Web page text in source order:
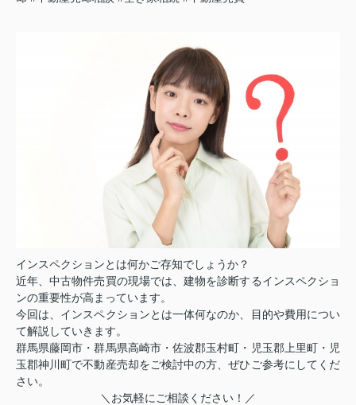
インスペクションとは何かご存知でしょうか？
近年、中古物件売買の現場では、建物を診断するインスペクショ
ンの重要性が高まっています。
今回は、インスペクションとは一体何なのか、目的や費用につい
て解説していきます。
群馬県藤岡市・群馬県高崎市・佐波郡玉村町・児玉郡上里町・児
玉郡神川町で不動産売却をご検討中の方、ぜひご参考にしてくだ
さい。
＼お気軽にご相談ください！／